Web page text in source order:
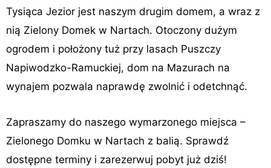
Tysiąca Jezior jest naszym drugim domem, a wraz z
nią Zielony Domek w Nartach. Otoczony dużym
ogrodem i położony tuż przy lasach Puszczy
Napiwodzko-Ramuckiej, dom na Mazurach na
wynajem pozwala naprawdę zwolnić i odetchnąć.
Zapraszamy do naszego wymarzonego miejsca –
Zielonego Domku w Nartach z balią. Sprawdź
dostępne terminy i zarezerwuj pobyt już dziś!